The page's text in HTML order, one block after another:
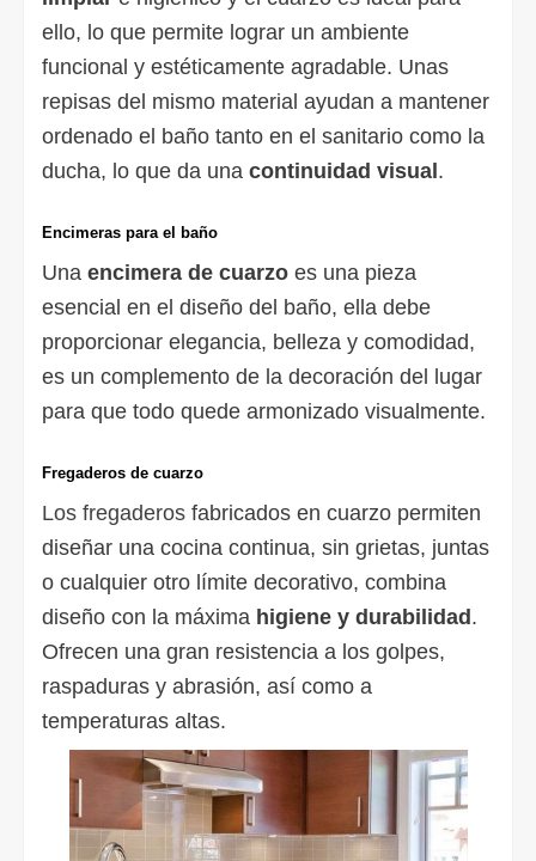
ello, lo que permite lograr un ambiente
funcional y estéticamente agradable. Unas
repisas del mismo material ayudan a mantener
ordenado el baño tanto en el sanitario como la
ducha, lo que da una continuidad visual .
Encimeras para el baño
Una encimera de cuarzo es una pieza
esencial en el diseño del baño, ella debe
proporcionar elegancia, belleza y comodidad,
es un complemento de la decoración del lugar
para que todo quede armonizado visualmente.
Fregaderos de cuarzo
Los fregaderos fabricados en cuarzo permiten
diseñar una cocina continua, sin grietas, juntas
o cualquier otro límite decorativo, combina
diseño con la máxima higiene y durabilidad .
Ofrecen una gran resistencia a los golpes,
raspaduras y abrasión, así como a
temperaturas altas.